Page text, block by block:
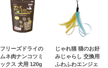
フリーズドライの
ムネ肉ナンコツミ
ックス 犬用 120g
じゃれ猫 猫のお好
みじゃらし 交換用
ふわふわエンジェ